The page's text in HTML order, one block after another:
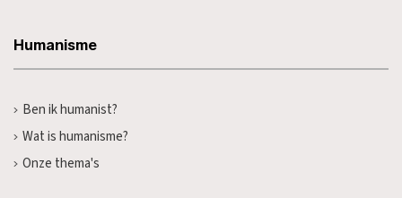
Humanisme
Ben ik humanist?
Wat is humanisme?
Onze thema's